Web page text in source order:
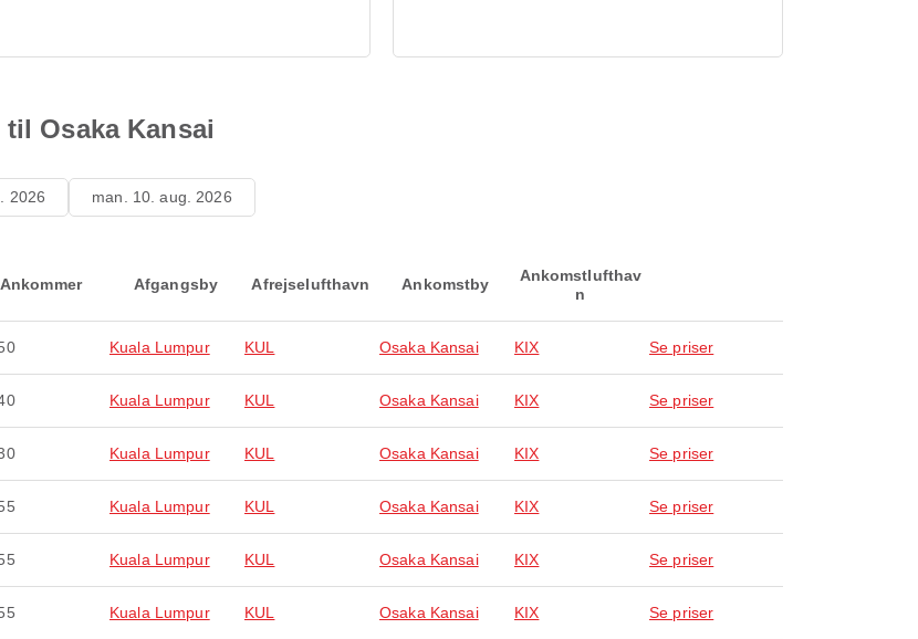
Osaka Kansai
2026 man. 10. aug. 2026
Ankommer Afgangsby Afrejselufthavn Ankomstby
Ankomstlufthav
n
Kuala Lumpur KUL Osaka Kansai KIX Se priser
Kuala Lumpur KUL Osaka Kansai KIX Se priser
Kuala Lumpur KUL Osaka Kansai KIX Se priser
Kuala Lumpur KUL Osaka Kansai KIX Se priser
Kuala Lumpur KUL Osaka Kansai KIX Se priser
Kuala Lumpur KUL Osaka Kansai KIX Se priser